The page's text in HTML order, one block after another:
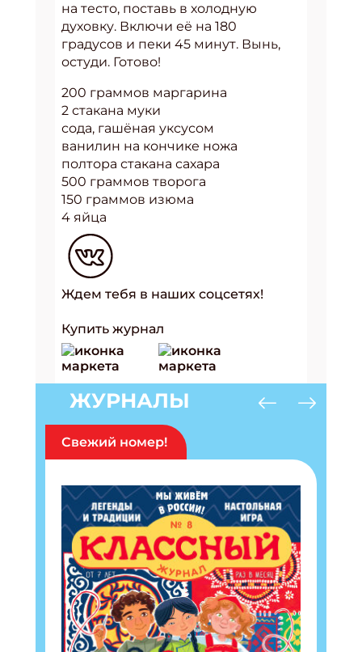
на тесто, поставь в холодную
духовку. Включи её на 180
градусов и пеки 45 минут. Вынь,
остуди. Готово!
200 граммов маргарина
2 стакана муки
сода, гашёная уксусом
ванилин на кончике ножа
полтора стакана сахара
500 граммов творога
150 граммов изюма
4 яйца
Ждем тебя в наших соцсетях!
Купить журнал
ЖУРНАЛЫ
Свежий номер!